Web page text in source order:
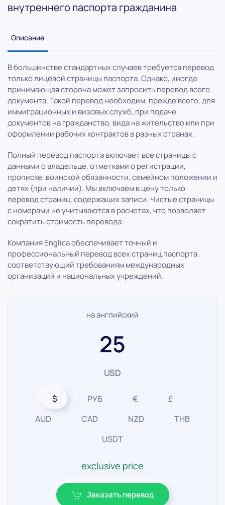
внутреннего паспорта гражданина
Описание
В большинстве стандартных случаев требуется перевод
только лицевой страницы паспорта. Однако, иногда
принимающая сторона может запросить перевод всего
документа. Такой перевод необходим, прежде всего, для
иммиграционных и визовых служб, при подаче
документов на гражданство, вида на жительство или при
оформлении рабочих контрактов в разных странах.
Полный перевод паспорта включает все страницы с
данными о владельце, отметками орегистрации,
прописке, воинской обязанности, семейном положении и
детях (при наличии). Мы включаем в цену только
перевод страниц, содержащих записи. Чистые страницы
с номерами не учитываются в расчетах, что позволяет
сократить стоимость перевода.
Компания Englica обеспечивает точный и
профессиональный перевод всех страниц паспорта,
соответствующий требованиям международных
организаций и национальных учреждений.
на английский
25
USD
$ РУБ €
£
AUD
CAD NZD
THB
USDT
exclusive price
Заказать перевод